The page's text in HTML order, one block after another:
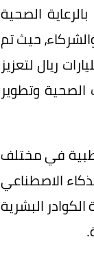
الصحية
حيث تم
المستقبلية والإعلان عن استثمارات استراتيجية بقيمة 7 مليارات ريال لتعزيز
وتطوير
في مختلف
الاصطناعي
البشرية